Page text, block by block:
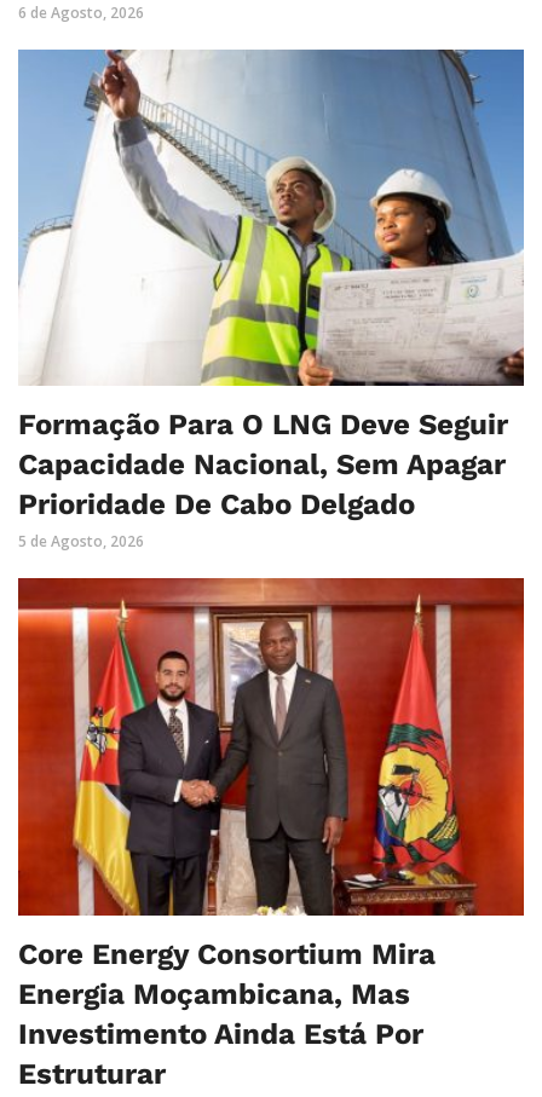
6 de Agosto, 2026
Formação Para O LNG Deve Seguir
Capacidade Nacional, Sem Apagar
Prioridade De Cabo Delgado
5 de Agosto, 2026
Core Energy Consortium Mira
Energia Moçambicana, Mas
Investimento Ainda Está Por
Estruturar